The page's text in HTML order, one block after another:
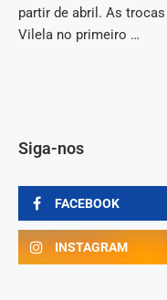
partir de abril. As
Vilela no primeiro …
Siga-nos
FACEBOOK
INSTAGRAM